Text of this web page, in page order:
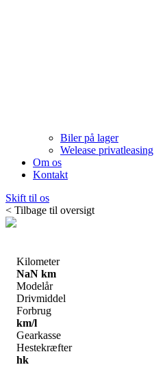
Biler på lager
Welease privatleasing
Om os
Kontakt
Skift til os
< Tilbage til oversigt
Kilometer
NaN km
Modelår
Drivmiddel
Forbrug
km/l
Gearkasse
Hestekræfter
hk